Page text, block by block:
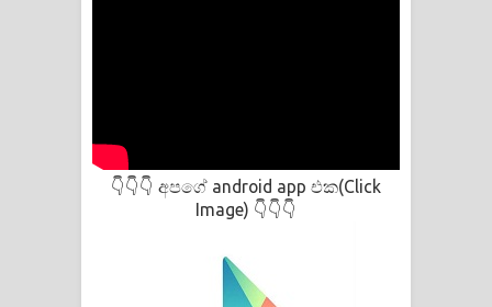
👇👇👇 අපගේ android app එක(Click
Image) 👇👇👇